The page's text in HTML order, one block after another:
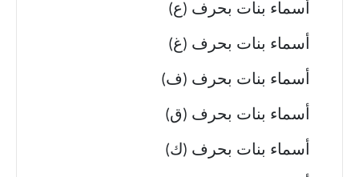
أسماء بنات بحرف (ع)
أسماء بنات بحرف (غ)
أسماء بنات بحرف (ف)
أسماء بنات بحرف (ق)
أسماء بنات بحرف (ك)